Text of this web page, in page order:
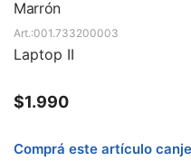
Marrón
001.733200003
Laptop II
$1.990
Comprá este artículo